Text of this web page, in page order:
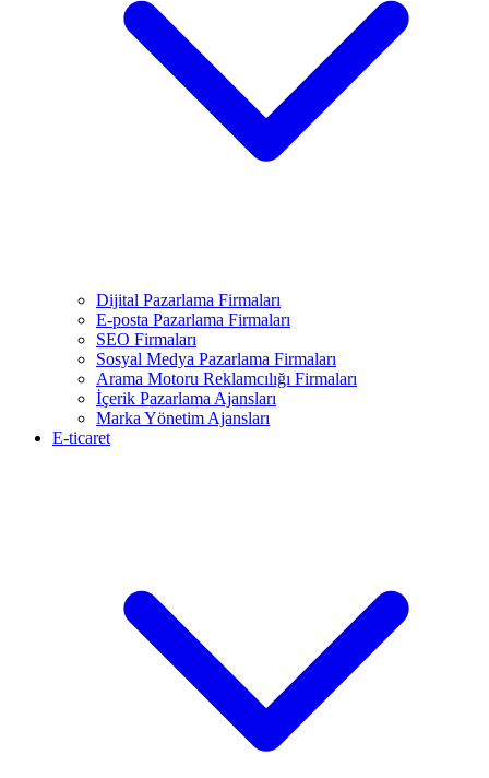
Dijital Pazarlama Firmaları
E-posta Pazarlama Firmaları
SEO Firmaları
Sosyal Medya Pazarlama Firmaları
Arama Motoru Reklamcılığı Firmaları
İçerik Pazarlama Ajansları
Marka Yönetim Ajansları
E-ticaret